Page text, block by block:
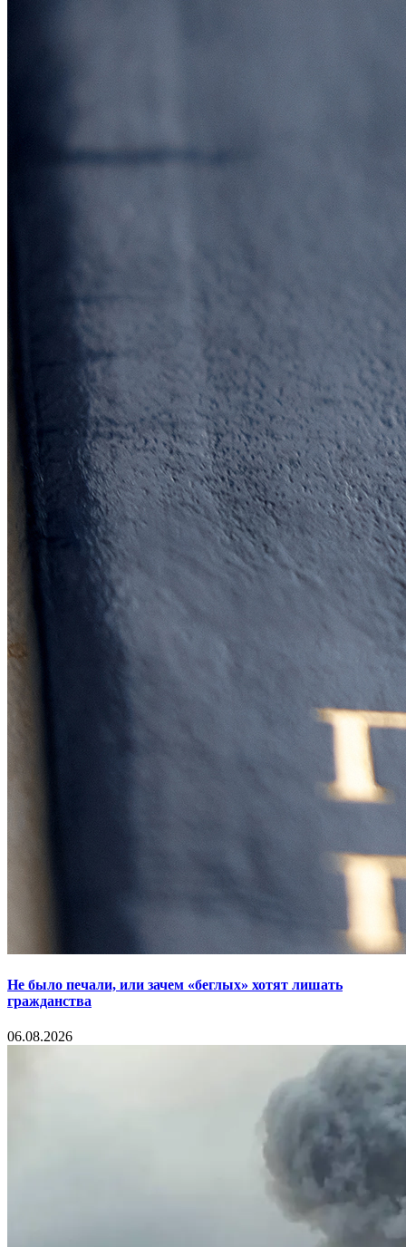
Не было печали, или зачем «беглых» хотят лишать
гражданства
06.08.2026